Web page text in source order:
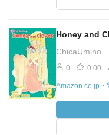
Honey and
ChicaUmino
0 0.00
Amazon.co.jp・